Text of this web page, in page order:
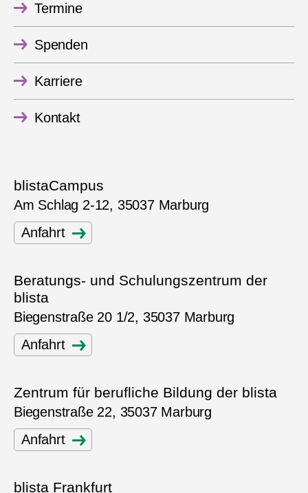
Termine
Spenden
Karriere
Kontakt
blistaCampus
Am Schlag 2-12, 35037 Marburg
Anfahrt
Beratungs- und Schulungszentrum der
blista
Biegenstraße 20 1/2, 35037 Marburg
Anfahrt
Zentrum für berufliche Bildung der blista
Biegenstraße 22, 35037 Marburg
Anfahrt
blista Frankfurt